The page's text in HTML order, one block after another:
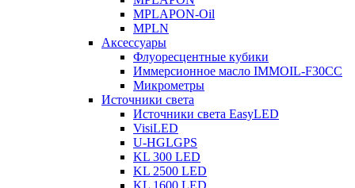
MPLAPON-Oil
MPLN
Аксессуары
Флуоресцентные кубики
Иммерсионное масло IMMOIL-F30CC
Микрометры
Источники света
Источники света EasyLED
VisiLED
U-HGLGPS
KL 300 LED
KL 2500 LED
KL 1600 LED